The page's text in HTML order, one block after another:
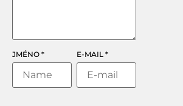
JMÉNO * E-MAIL*